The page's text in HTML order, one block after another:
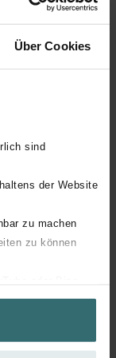
Über Cookies
sind
der Website
zu machen
zu können
erhalten
Kategorie
350 / 450 /
inkl. MwSt.